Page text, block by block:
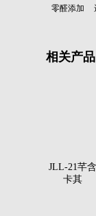
零醛添加
相关产品
JLL-21芊含
卡其